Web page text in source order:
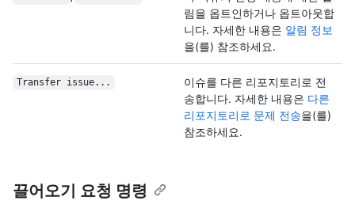
림을 옵트인하거나 옵트아웃합
니다. 자세한 내용은 알림 정보
을(를) 참조하세요.
Transfer issue...
이슈를 다른 리포지토리로 전
송합니다. 자세한 내용은 다른
리포지토리로 문제 전송을(를)
참조하세요.
끌어오기 요청 명령